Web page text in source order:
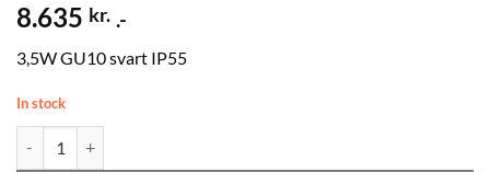
8.635 kr. .-
3,5W GU10 svart IP55
In stock